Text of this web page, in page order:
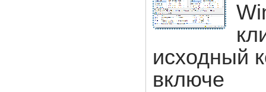
исходный
включе